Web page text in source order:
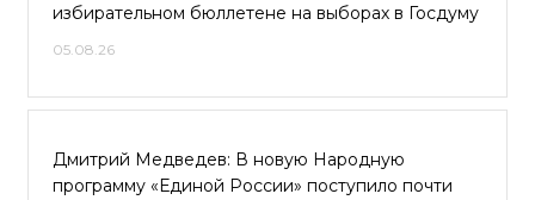
избирательном бюллетене на выборах в Госдуму
05.08.26
Дмитрий Медведев: В новую Народную
программу «Единой России» поступило почти